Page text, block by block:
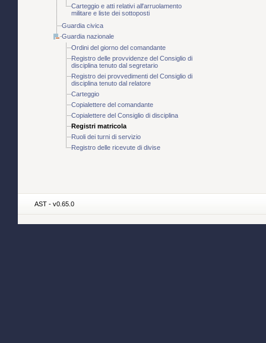
Carteggio e atti relativi all'arruolamento
militare e liste dei sottoposti
Guardia civica
Guardia nazionale
Ordini del giorno del comandante
Registro delle provvidenze del Consiglio di
disciplina tenuto dal segretario
Registro dei provvedimenti del Consiglio di
disciplina tenuto dal relatore
Carteggio
Copialettere del comandante
Copialettere del Consiglio di disciplina
Registri matricola
Ruoli dei turni di servizio
Registro delle ricevute di divise
AST - v0.65.0